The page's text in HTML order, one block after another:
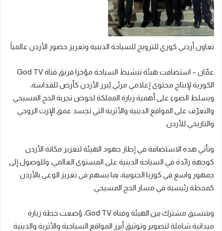
تعاون أردني كوري للترويج للسياحة الدينية وتعزيز حضور الأردن عالمياً
عمّان – استضافت هيئة تنشيط السياحة مؤخرا فريق قناة God TV
الكورية لإنتاج محتوى إعلامي مرئي يُبرز الأردن كأرض للقداسة،
ويسلط الضوء على أهمية زيارة المملكة لخوض تجربة الحج المسيحي
والتعرّف على المواقع الدينية والأثرية التي تجسد عمق الإرث الروحي
والتاريخي للأردن.
وتأتي هذه الاستضافة في إطار جهود الهيئة لتعزيز مكانة الأردن
كوجهة رائدة في السياحة الدينية على المستوى العالمي، وللوصول إلى
جمهور واسع في كوريا الجنوبية، بما يسهم في تعزيز الوعي بالأردن
كمحطة رئيسية في مسار الحج المسيحي.
وبتنسيق مشترك بين الهيئة وقناة God TV، وُضعت خطة زيارة
ميدانية شاملة لتصوير وتوثيق أبرز المواقع السياحية والأثرية والدينية